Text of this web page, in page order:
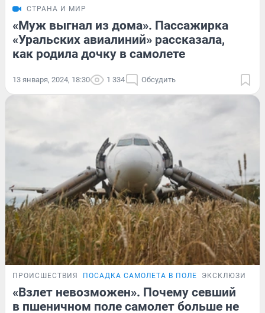
СТРАНА И МИР
«Муж выгнал из дома». Пассажирка
«Уральских авиалиний» рассказала,
как родила дочку в самолете
13 января, 2024, 18:30 1 334 Обсудить
ПРОИСШЕСТВИЯ ПОСАДКА САМОЛЕТА В ПОЛЕ ЭКСКЛЮЗИВ
«Взлет невозможен». Почему севший
в пшеничном поле самолет больше не